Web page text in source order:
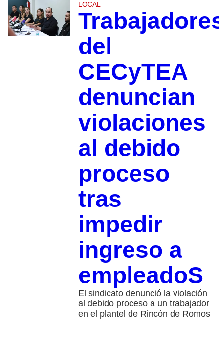
LOCAL
del
CECyTEA
denuncian
violaciones
al debido
proceso
tras
impedir
ingreso a
empleadoS
El sindicato denunció la violación
al debido proceso a un trabajador
en el plantel de Rincón de Romos